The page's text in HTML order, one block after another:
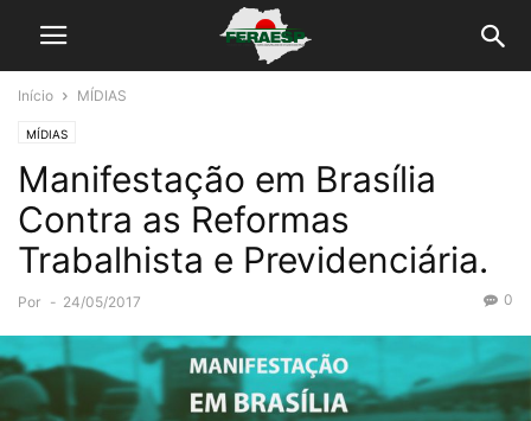
Início MÍDIAS
MÍDIAS
Manifestação em Brasília
Contra as Reformas
Trabalhista e Previdenciária.
Por - 24/05/2017 0